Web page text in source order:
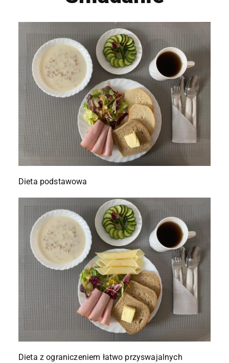
Dieta podstawowa
Dieta z ograniczeniem łatwo przyswajalnych